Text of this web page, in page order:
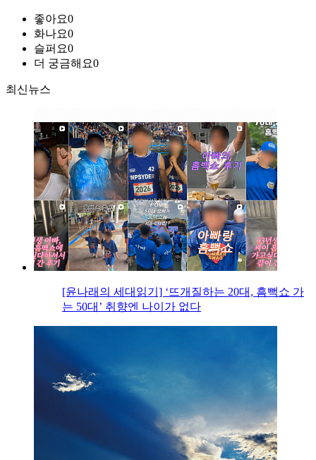
좋아요0
화나요0
슬퍼요0
더 궁금해요0
최신뉴스
[윤나래의 세대읽기] ‘뜨개질하는 20대, 흠뻑쇼 가
는 50대’ 취향엔 나이가 없다